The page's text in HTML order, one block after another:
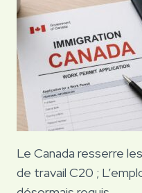
Le Canada resserre
de travail C20 ;